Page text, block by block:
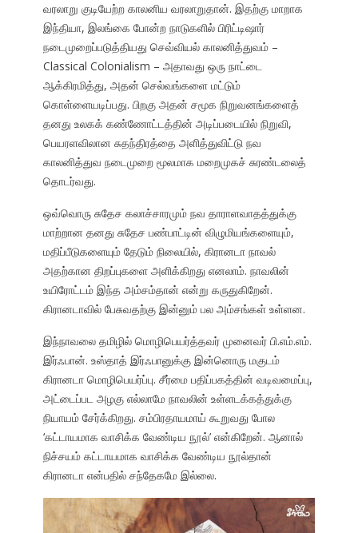
வரலாறு குடியேற்ற காலனிய வரலாறுதான். இதற்கு மாறாக
இந்தியா, இலங்கை போன்ற நாடுகளில் பிரிட்டிஷார்
நடைமுறைப்படுத்தியது செவ்வியல் காலனித்துவம் –
Classical Colonialism – அதாவது ஒரு நாட்டை
ஆக்கிரமித்து, அதன் செல்வங்களை மட்டும்
கொள்ளையடிப்பது. பிறகு அதன் சமூக நிறுவனங்களைத்
தனது உலகக் கண்ணோட்டத்தின் அடிப்படையில் நிறுவி,
பெயரளவிலான சுதந்திரத்தை அளித்துவிட்டு நவ
காலனித்துவ நடைமுறை மூலமாக மறைமுகச் சுரண்டலைத்
தொடர்வது.
ஒவ்வொரு சுதேச கலாச்சாரமும் நவ தாராளவாதத்துக்கு
மாற்றான தனது சுதேச பண்பாட்டின் விழுமியங்களையும்,
மதிப்பீடுகளையும் தேடும் நிலையில், கிரானடா நாவல்
அதற்கான திறப்புகளை அளிக்கிறது எனலாம். நாவலின்
உயிரோட்டம் இந்த அம்சம்தான் என்று கருதுகிறேன்.
கிரானடாவில் பேசுவதற்கு இன்னும் பல அம்சங்கள் உள்ளன.
இந்நாவலை தமிழில் மொழிபெயர்த்தவர் முனைவர் பி.எம்.எம்.
இர்ஃபான். உஸ்தாத் இர்ஃபானுக்கு இன்னொரு மகுடம்
கிரானடா மொழிபெயர்ப்பு. சீர்மை பதிப்பகத்தின் வடிவமைப்பு,
அட்டைப்பட அழகு எல்லாமே நாவலின் உள்ளடக்கத்துக்கு
நியாயம் சேர்க்கிறது. சம்பிரதாயமாய் கூறுவது போல
‘கட்டாயமாக வாசிக்க வேண்டிய நூல்’ என்கிறேன். ஆனால்
நிச்சயம் கட்டாயமாக வாசிக்க வேண்டிய நூல்தான்
கிரானடா என்பதில் சந்தேகமே இல்லை.